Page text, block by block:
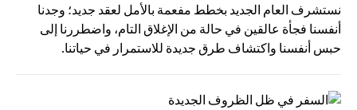
نستشرف العام الجديد بخطط مفعمة بالأمل لعقد جديد؛ وجدنا
أنفسنا فجأة عالقين في حالة من الإغلاق التام، واضطررنا إلى
حبس أنفسنا واكتشاف طرق جديدة للاستمرار في حياتنا.